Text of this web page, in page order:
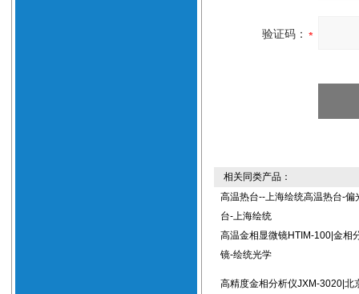
验证码：
相关同类产品：
高温热台--上海绘统高温热台-偏
台-上海绘统
高温金相显微镜HTIM-100|金相
镜-绘统光学
高精度金相分析仪JXM-3020|北